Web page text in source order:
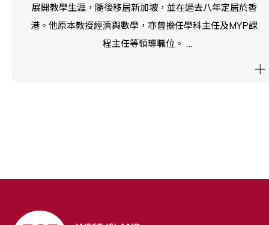
展開教學生涯，隨後移居新加坡，並在過去八年定居於香
港。他原本教授經濟與數學，亦曾擔任學科主任及MYP課
程主任等領導職位。